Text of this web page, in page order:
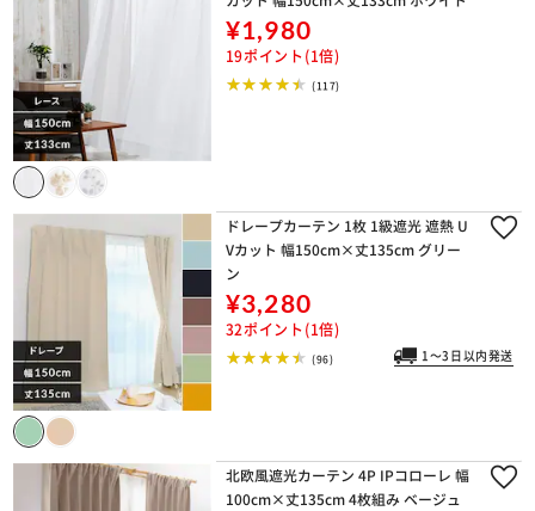
¥1,980
19ポイント(1倍)
(117)
ドレープカーテン 1枚 1級遮光 遮熱 U
Vカット 幅150cm×丈135cm グリー
ン
¥3,280
32ポイント(1倍)
(96) 1～3日以内発送
北欧風遮光カーテン 4P IPコローレ 幅
100cm×丈135cm 4枚組み ベージュ